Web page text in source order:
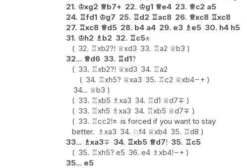
21. ♔xg2 ♕b7+ 22. ♔g1 ♕e4 23. ♕c2 a5
24. ♖fd1 ♔g7 25. ♖d2 ♖ac8 26. ♕xc8 ♖xc8
27. ♖xc8 ♕d5 28. b4 a4 29. e3 ♗ e5 30. h4 h5
31. ♔h2 ♗ b2 32. ♖c5±
32. ♖xb2?! ♕xd3 33. ♖a2 ♕b3
32... ♕d6 33. ♖d1?
33. ♖xb2?! ♕xd3 34. ♖a2
34. ♖xh5? ♕xa3 35. ♖c2 ♕xb4−+
34... ♕b3
33. ♖xb5 ♗ xa3 34. ♖d1 ♕d7∓
33. ♖xh5 ♗ xa3 34. ♖xb5 ♕d7∓
33. ♖cc2!± is forced if you want to stay
better.
♗ xa3 34. ♘f4 ♕xb4 35. ♖d8
33... ♗xa3∓ 34. ♖xb5 ♕d7! 35. ♖c5
35. ♖xh5? e5 36. e4 ♗ xb4!−+
35... e5